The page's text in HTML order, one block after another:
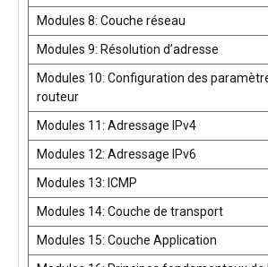
Modules 8: Couche réseau
Modules 9: Résolution d’adresse
Modules 10: Configuration des
routeur
Modules 11: Adressage IPv4
Modules 12: Adressage IPv6
Modules 13: ICMP
Modules 14: Couche de transport
Modules 15: Couche Application